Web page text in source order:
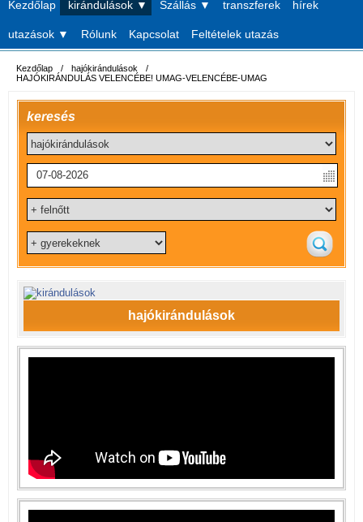
Kezdőlap kirándulások ▼ Szállás ▼ transzferek hírek
utazások ▼ Rólunk Kapcsolat Feltételek utazás
Kezdőlap / hajókirándulások
/
HAJÓKIRÁNDULÁS VELENCÉBE! UMAG-VELENCÉBE-UMAG
keresés
hajókirándulások